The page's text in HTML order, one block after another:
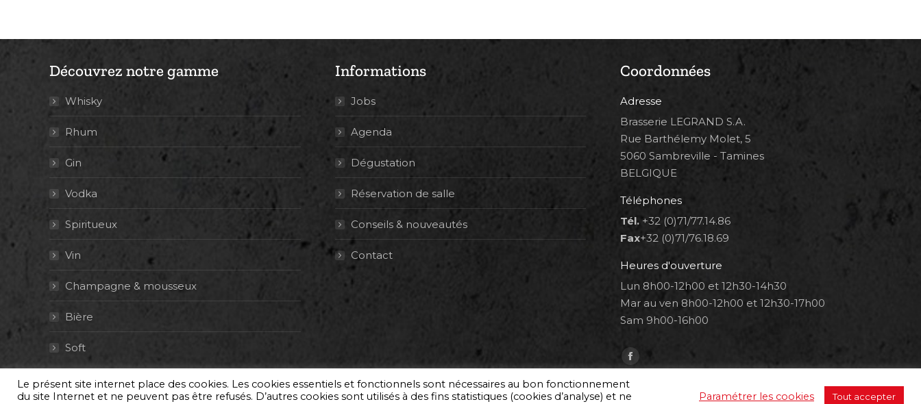
Découvrez notre gamme
Whisky
Rhum
Gin
Vodka
Spiritueux
Vin
Champagne & mousseux
Bière
Soft
Informations
Jobs
Agenda
Dégustation
Réservation de salle
Conseils & nouveautés
Contact
Coordonnées
Adresse
Brasserie LEGRAND S.A.
Rue Barthélemy Molet, 5
5060 Sambreville - Tamines
BELGIQUE
Téléphones
Tél. +32 (0)71/77.14.86
Fax+32 (0)71/76.18.69
Heures d'ouverture
Lun 8h00-12h00 et 12h30-14h30
Mar au ven 8h00-12h00 et 12h30-17h00
Sam 9h00-16h00
Trouvez nous sur :
Facebook
page
opens
© By Poush
Le présent site internet place des cookies. Les cookies essentiels et fonctionnels sont nécessaires au bon fonctionnement
du site Internet et ne peuvent pas être refusés. D’autres cookies sont utilisés à des fins statistiques (cookies d’analyse) et ne
Paramétrer les cookies Tout accepter